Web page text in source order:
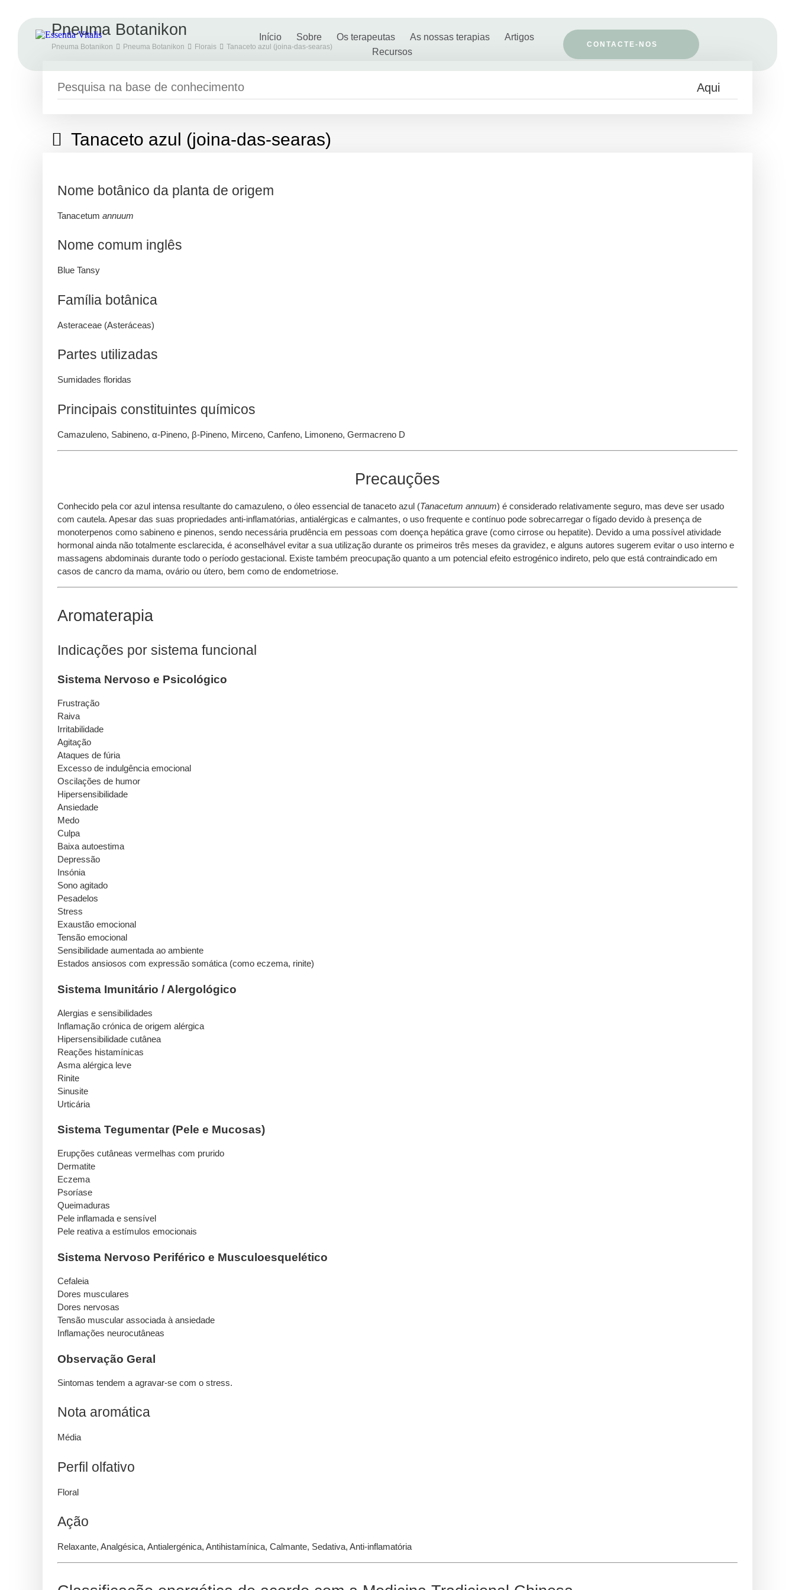
Início Sobre Os terapeutas As nossas terapias
Artigos
Recursos
CONTACTE-NOS
Pneuma Botanikon
Pneuma Botanikon Pneuma Botanikon Florais Tanaceto azul (joina-das-searas)
Tanaceto azul (joina-das-searas)
Nome botânico da planta de origem
Tanacetum annuum
Nome comum inglês
Blue Tansy
Família botânica
Asteraceae (Asteráceas)
Partes utilizadas
Sumidades floridas
Principais constituintes químicos
Camazuleno, Sabineno, α-Pineno, β-Pineno, Mirceno, Canfeno, Limoneno, Germacreno D
Precauções
Conhecido pela cor azul intensa resultante do camazuleno, o óleo essencial de tanaceto azul (Tanacetum annuum) é considerado relativamente seguro, mas deve ser usado
com cautela. Apesar das suas propriedades anti-inflamatórias, antialérgicas e calmantes, o uso frequente e contínuo pode sobrecarregar o fígado devido à presença de
monoterpenos como sabineno e pinenos, sendo necessária prudência em pessoas com doença hepática grave (como cirrose ou hepatite). Devido a uma possível atividade
hormonal ainda não totalmente esclarecida, é aconselhável evitar a sua utilização durante os primeiros três meses da gravidez, e alguns autores sugerem evitar o uso interno e
massagens abdominais durante todo o período gestacional. Existe também preocupação quanto a um potencial efeito estrogénico indireto, pelo que está contraindicado em
casos de cancro da mama, ovário ou útero, bem como de endometriose.
Aromaterapia
Indicações por sistema funcional
Sistema Nervoso e Psicológico
Frustração
Raiva
Irritabilidade
Agitação
Ataques de fúria
Excesso de indulgência emocional
Oscilações de humor
Hipersensibilidade
Ansiedade
Medo
Culpa
Baixa autoestima
Depressão
Insónia
Sono agitado
Pesadelos
Stress
Exaustão emocional
Tensão emocional
Sensibilidade aumentada ao ambiente
Estados ansiosos com expressão somática (como eczema, rinite)
Sistema Imunitário / Alergológico
Alergias e sensibilidades
Inflamação crónica de origem alérgica
Hipersensibilidade cutânea
Reações histamínicas
Asma alérgica leve
Rinite
Sinusite
Urticária
Sistema Tegumentar (Pele e Mucosas)
Erupções cutâneas vermelhas com prurido
Dermatite
Eczema
Psoríase
Queimaduras
Pele inflamada e sensível
Pele reativa a estímulos emocionais
Sistema Nervoso Periférico e Musculoesquelético
Cefaleia
Dores musculares
Dores nervosas
Tensão muscular associada à ansiedade
Inflamações neurocutâneas
Observação Geral
Sintomas tendem a agravar-se com o stress.
Nota aromática
Média
Perfil olfativo
Floral
Ação
Relaxante, Analgésica, Antialergénica, Antihistamínica, Calmante, Sedativa, Anti-inflamatória